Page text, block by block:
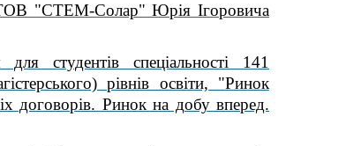
ТОВ "СТЕМ-Солар" Юрія Ігоровича
студентів спеціальності 141
рівнів освіти, "Ринок
договорів. Ринок на добу вперед.